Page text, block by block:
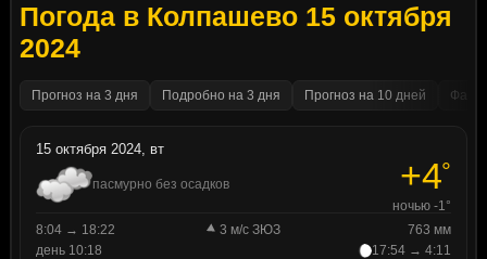
Погода в Колпашево 15 октября
2024
Прогноз на 3 дня Подробно на 3 дня Прогноз на 10 дней
15 октября 2024, вт
пасмурно без осадков +4°
ночью -1°
8:04 → 18:22
3 м/с ЗЮЗ
763 мм
день 10:18
17:54 → 4:11